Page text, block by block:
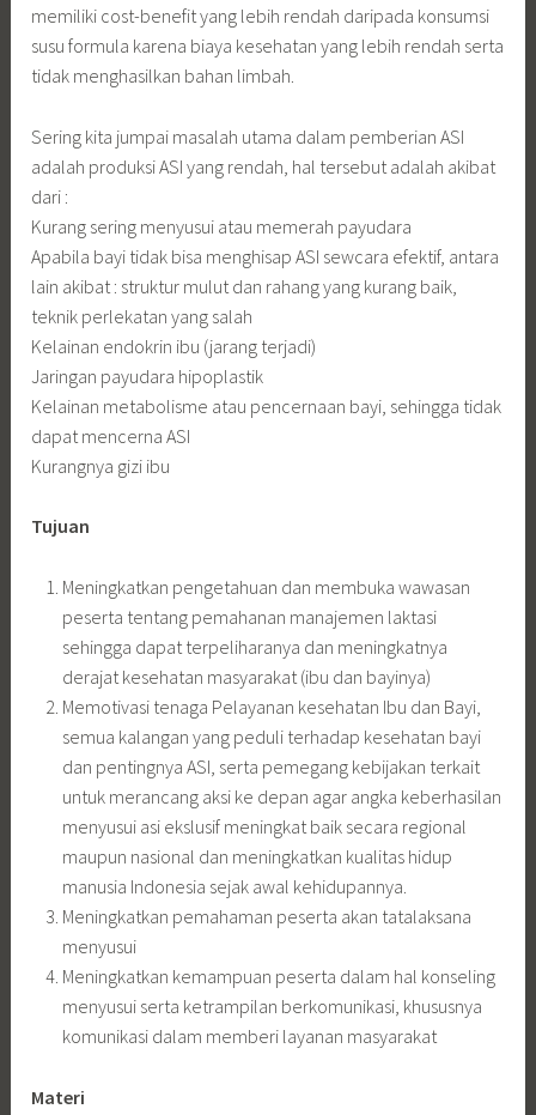
memiliki cost-benefit yang lebih rendah daripada konsumsi
susu formula karena biaya kesehatan yang lebih rendah serta
tidak menghasilkan bahan limbah.
Sering kita jumpai masalah utama dalam pemberian ASI
adalah produksi ASI yang rendah, hal tersebut adalah akibat
dari :
Kurang sering menyusui atau memerah payudara
Apabila bayi tidak bisa menghisap ASI sewcara efektif, antara
lain akibat : struktur mulut dan rahang yang kurang baik,
teknik perlekatan yang salah
Kelainan endokrin ibu (jarang terjadi)
Jaringan payudara hipoplastik
Kelainan metabolisme atau pencernaan bayi, sehingga tidak
dapat mencerna ASI
Kurangnya gizi ibu
Tujuan
Meningkatkan pengetahuan dan membuka wawasan
peserta tentang pemahanan manajemen laktasi
sehingga dapat terpeliharanya dan meningkatnya
derajat kesehatan masyarakat (ibu dan bayinya)
Memotivasi tenaga Pelayanan kesehatan Ibu dan Bayi,
semua kalangan yang peduli terhadap kesehatan bayi
dan pentingnya ASI, serta pemegang kebijakan terkait
untuk merancang aksi ke depan agar angka keberhasilan
menyusui asi ekslusif meningkat baik secara regional
maupun nasional dan meningkatkan kualitas hidup
manusia Indonesia sejak awal kehidupannya.
Meningkatkan pemahaman peserta akan tatalaksana
menyusui
Meningkatkan kemampuan peserta dalam hal konseling
menyusui serta ketrampilan berkomunikasi, khususnya
komunikasi dalam memberi layanan masyarakat
Materi